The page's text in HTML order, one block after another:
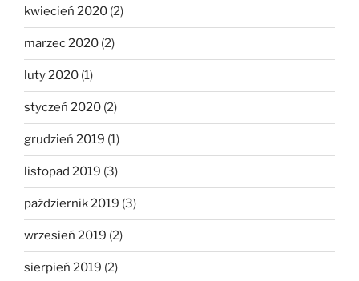
kwiecień 2020 (2)
marzec 2020 (2)
luty 2020 (1)
styczeń 2020 (2)
grudzień 2019 (1)
listopad 2019 (3)
październik 2019 (3)
wrzesień 2019 (2)
sierpień 2019 (2)